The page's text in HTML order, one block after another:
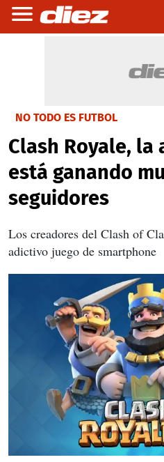
NO TODO ES FUTBOL
Clash Royale,
está ganando
seguidores
Los creadores del Clash of
adictivo juego de smartphone